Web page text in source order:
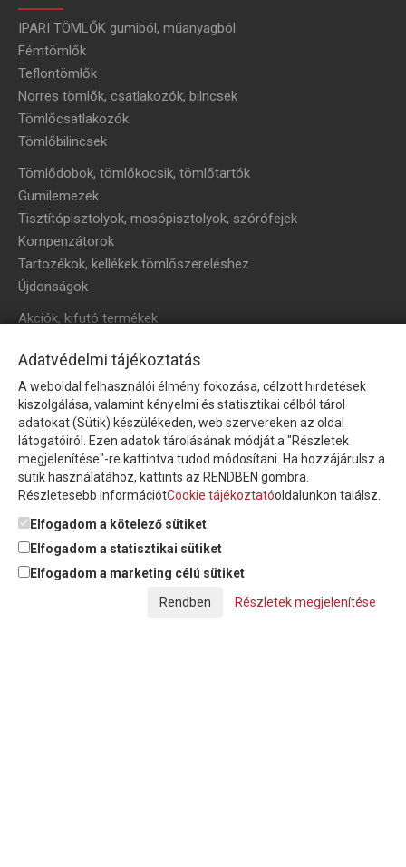
IPARI TÖMLŐK gumiból, műanyagból
Fémtömlők
Teflontömlők
Norres tömlők, csatlakozók, bilncsek
Tömlőcsatlakozók
Tömlőbilincsek
Tömlődobok, tömlőkocsik, tömlőtartók
Gumilemezek
Tisztítópisztolyok, mosópisztolyok, szórófejek
Kompenzátorok
Tartozékok, kellékek tömlőszereléshez
Újdonságok
Akciók, kifutó termékek
HÍRLEVÉL
Íratkozzon fel hírlevelünkre!
Feliratkozom a hírlevélre és nyilatkozom, hogy azadatkezelési
tájékoztatót elolvastam, megismertem és elfogadom.
© Copyright Triász-Tömlő Kft. | Minden jog fenntartva!
Adatvédelmi tájékoztatás
A weboldal felhasználói élmény fokozása, célzott hirdetések
kiszolgálása, valamint kényelmi és statisztikai célból tárol
adatokat (Sütik) készülékeden, web szervereken az oldal
látogatóiról. Ezen adatok tárolásának módját a "Részletek
megjelenítése"-re kattintva tudod módosítani. Ha hozzájárulsz a
sütik használatához, kattints az RENDBEN gombra.
Részletesebb információtCookie tájékoztatóoldalunkon találsz.
Elfogadom a kötelező sütiket
Elfogadom a statisztikai sütiket
Elfogadom a marketing célú sütiket
Részletek megjelenítése